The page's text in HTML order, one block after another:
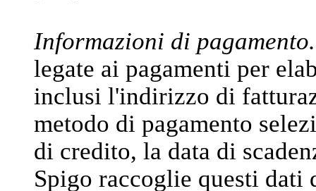
Informazioni di pagamento.
legate ai pagamenti per
inclusi l'indirizzo di
metodo di pagamento
di credito, la data di
Spigo raccoglie questi dati